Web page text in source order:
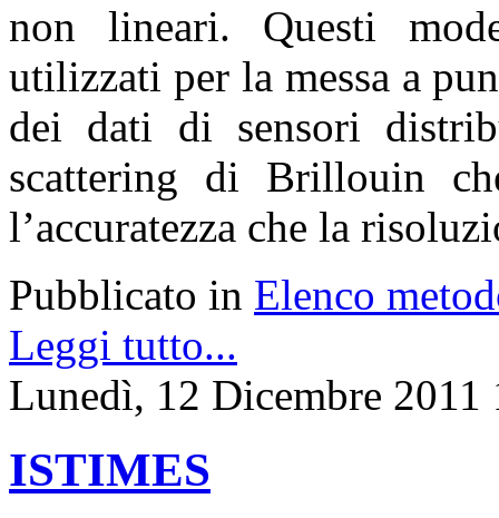
non lineari. Questi
utilizzati per la messa a
dei dati di sensori
scattering di Brillouin
l’accuratezza che la
Pubblicato in Elenco
Leggi tutto...
Lunedì, 12 Dicembre 2011
ISTIMES